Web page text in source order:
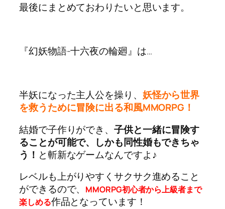
最後にまとめておわりたいと思います。
『幻妖物語-十六夜の輪廻』は…
半妖になった主人公を操り、 妖怪から世界
を救うために冒険に出る和風MMORPG！
結婚で子作りができ、 子供と一緒に冒険す
ることが可能で、しかも同性婚もできちゃ
う！ と斬新なゲームなんですよ♪
レベルも上がりやすくサクサク進めること
ができるので、
MMORPG初心者から上級者まで
楽しめる作品となっています！